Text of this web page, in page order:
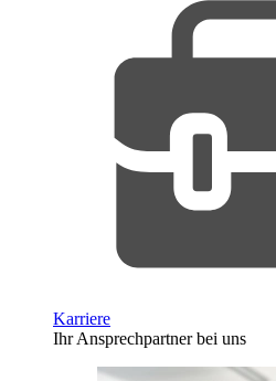
Karriere
Ihr Ansprechpartner bei uns